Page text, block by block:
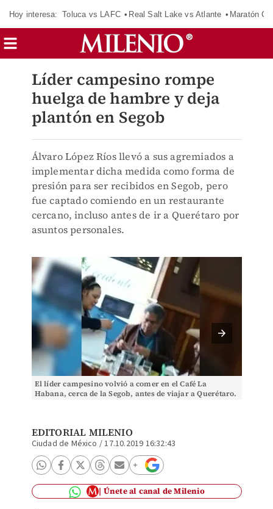
Hoy interesa: Toluca vs LAFC Real Salt Lake vs Atlante Maratón
Líder campesino rompe
huelga de hambre y deja
plantón en Segob
Álvaro López Ríos llevó a sus agremiados a
implementar dicha medida como forma de
presión para ser recibidos en Segob, pero
fue captado comiendo en un restaurante
cercano, incluso antes de ir a Querétaro por
asuntos personales.
El líder campesino volvió a comer en el Café La
Habana, cerca de la Segob, antes de viajar a Querétaro.
EDITORIAL MILENIO
Ciudad de México /17.10.2019 16:32:43
Únete al canal de Milenio